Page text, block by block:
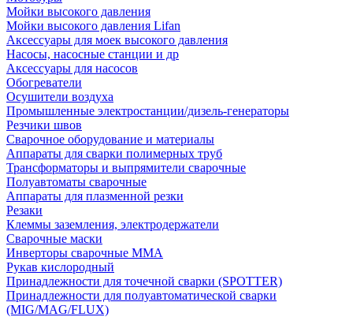
Мойки высокого давления
Мойки высокого давления Lifan
Аксессуары для моек высокого давления
Насосы, насосные станции и др
Аксессуары для насосов
Обогреватели
Осушители воздуха
Промышленные электростанции/дизель-генераторы
Резчики швов
Сварочное оборудование и материалы
Аппараты для сварки полимерных труб
Трансформаторы и выпрямители сварочные
Полуавтоматы сварочные
Аппараты для плазменной резки
Резаки
Клеммы заземления, электродержатели
Сварочные маски
Инверторы сварочные ММА
Рукав кислородный
Принадлежности для точечной сварки (SPOTTER)
Принадлежности для полуавтоматической сварки
(MIG/MAG/FLUX)